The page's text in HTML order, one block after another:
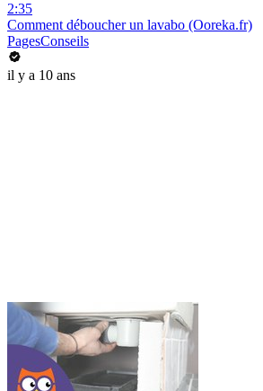
2:35
Comment déboucher un lavabo (Ooreka.fr)
PagesConseils
il y a 10 ans